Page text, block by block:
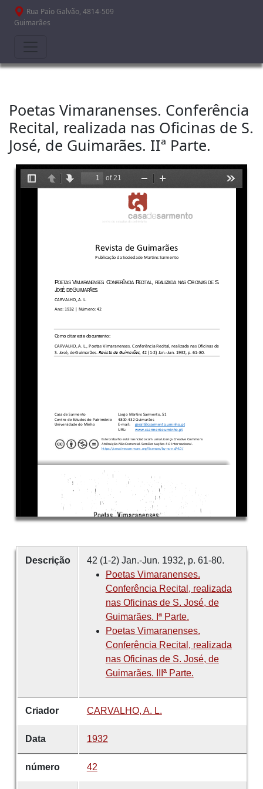
Passar para o conteúdo principal
Rua Paio Galvão, 4814-509
Guimarães
Poetas Vimaranenses. Conferência
Recital, realizada nas Oficinas de S.
José, de Guimarães. IIª Parte.
Descrição
42 (1-2) Jan.-Jun. 1932, p. 61-80.
Poetas Vimaranenses.
Conferência Recital, realizada
nas Oficinas de S. José, de
Guimarães. Iª Parte.
Poetas Vimaranenses.
Conferência Recital, realizada
nas Oficinas de S. José, de
Guimarães. IIIª Parte.
Criador CARVALHO, A. L.
Data 1932
número 42